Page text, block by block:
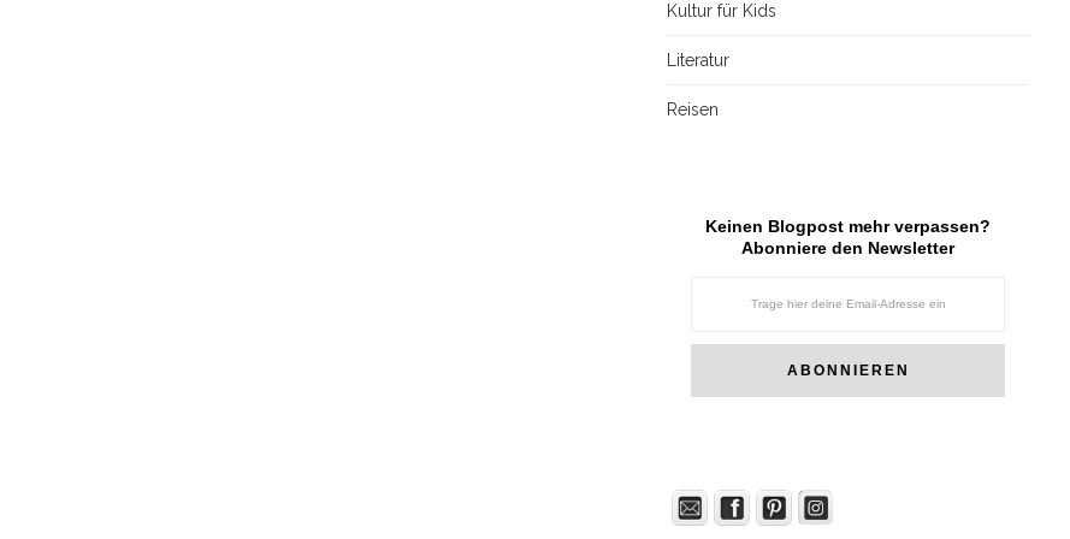
Kultur für Kids
Literatur
Reisen
Keinen Blogpost mehr verpassen?
Abonniere den Newsletter